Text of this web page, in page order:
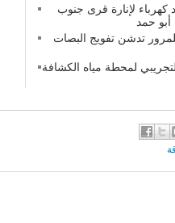
كهرباء لإنارة قرى جنوب
حمد
للمرور تدشن تفويج البصات
لمحطة مياه الكشافة